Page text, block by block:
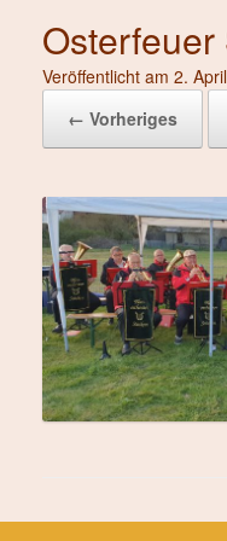
Veröffentlicht am 2.
← Vorheriges